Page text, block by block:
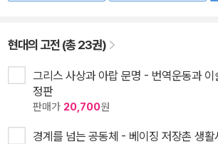
현대의 고전 (총 23권)
그리스 사상과 아랍 문명 - 번역운동과
정판
판매가 20,700원
경계를 넘는 공동체 - 베이징 저장촌 생활